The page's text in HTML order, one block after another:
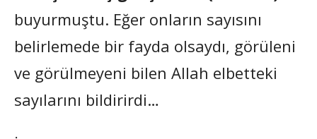
buyurmuştu. Eğer onların sayısını
belirlemede bir fayda olsaydı, görüleni
ve görülmeyeni bilen Allah elbetteki
sayılarını bildirirdi…